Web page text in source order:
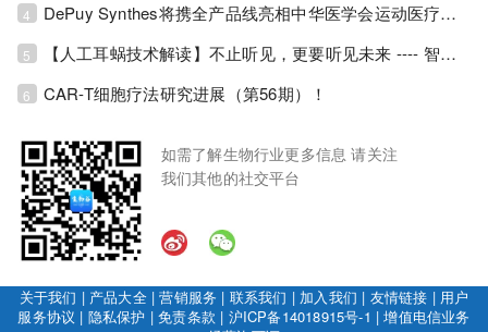
4 DePuy Synthes将携全产品线亮相中华医学会运动医疗分会大会，加码布局中国运动医学创新赛道！
5 【人工耳蜗技术解读】不止听见，更要听见未来 ---- 智能耳蜗，开启人工耳蜗技术新纪元！
6 CAR-T细胞疗法研究进展（第56期）！
如需了解生物行业更多信息 请关注
我们其他的社交平台
关于我们 | 产品大全|营销服务 | 联系我们 | 加入我们 | 友情链接 | 用户
服务协议 | 隐私保护 |免责条款 | 沪ICP备14018915号-1 |增值电信业务